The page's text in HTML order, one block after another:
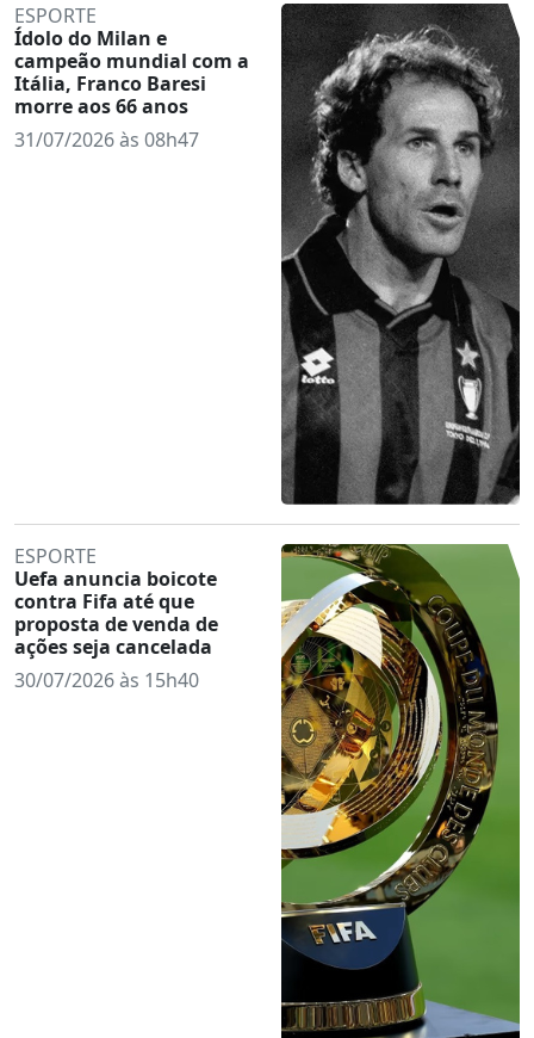
ESPORTE
Ídolo do Milan e
campeão mundial com a
Itália, Franco Baresi
morre aos 66 anos
31/07/2026 às 08h47
ESPORTE
Uefa anuncia boicote
contra Fifa até que
proposta de venda de
ações seja cancelada
30/07/2026 às 15h40